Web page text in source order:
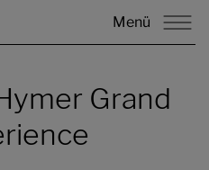
Menü
Grand